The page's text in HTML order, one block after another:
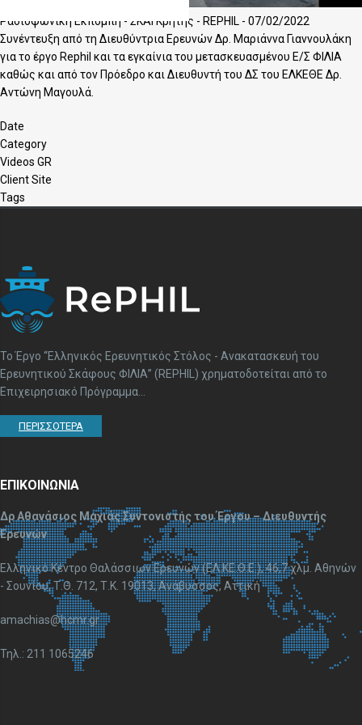
Ραδιοφωνική Εκπομπή - ΣΚΑΙ Κρήτης - REPHIL - 07/02/2022
Συνέντευξη από τη Διευθύντρια Ερευνών Δρ. Μαριάννα Γιαννουλάκη
για το έργο Rephil και τα εγκαίνια του μετασκευασμένου Ε/Σ ΦΙΛΙΑ
καθώς και από τον Πρόεδρο και Διευθυντή του ΔΣ του ΕΛΚΕΘΕ Δρ.
Αντώνη Μαγουλά.
Date
Category
Videos GR
Client Site
Tags
To Έργο “Ελληνικός Ερευνητικός Στόλος - Ανακατασκευή του
Ερευνητικού Σκάφους ΦΙΛΙΑ” (REPHIL) χρηματοδοτείται από το
Επιχειρησιακό Πρόγραμμα...
ΠΕΡΙΣΣΟΤΕΡΑ
ΕΠΙΚΟΙΝΩΝΙΑ
Δρ Αθανάσιος Μαχιάς Συντονιστής του Έργου – Διευθυντής
Ερευνών
Ελληνικό Κέντρο Θαλάσσιων Ερευνών (ΕΛ.ΚΕ.Θ.Ε.), 46,7 χλμ. Αθηνών
- Σουνίου, Τ.Θ. 712, Τ.Κ. 19013, Ανάβυσσος, Αττική
amachias@hcmr.gr
Τηλ.: 211 1065246